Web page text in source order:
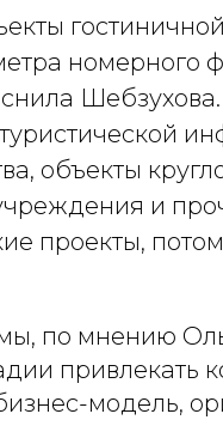
номерного
Шебзухова.
объекты
и
проекты,
по мнению
привлекать
модель,